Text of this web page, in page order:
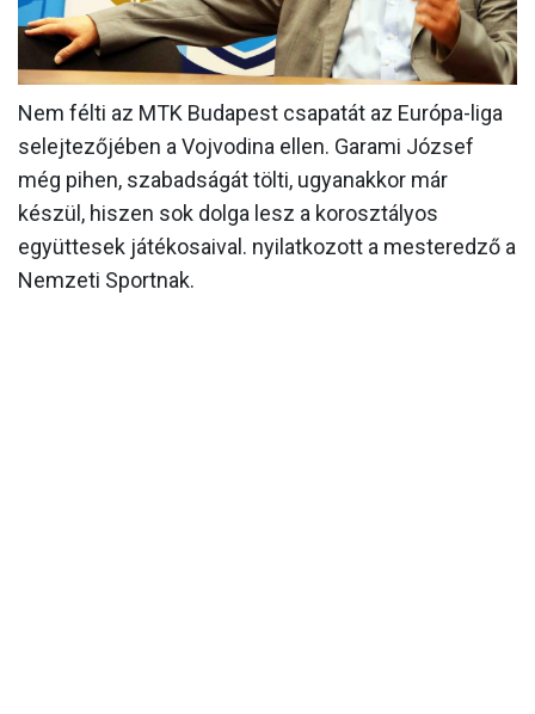
KLUB
GALÉRIA
SZURKOLÓI ÉLMÉNYEK
AKKREDITÁCIÓ
Nem félti az MTK Budapest csapatát az Európa-liga
selejtezőjében a Vojvodina ellen. Garami József
még pihen, szabadságát tölti, ugyanakkor már
készül, hiszen sok dolga lesz a korosztályos
együttesek játékosaival. nyilatkozott a mesteredző a
Nemzeti Sportnak.